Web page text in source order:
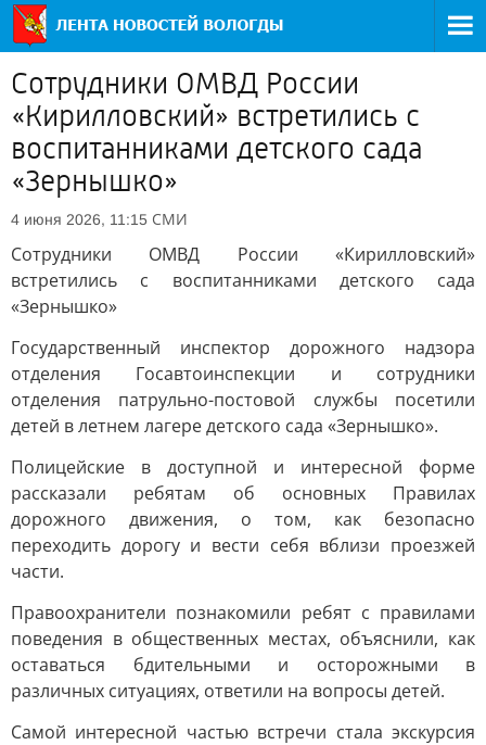
Сотрудники ОМВД России
«Кирилловский» встретились с
воспитанниками детского сада
«Зернышко»
4 июня 2026, 11:15 СМИ
Сотрудники ОМВД России «Кирилловский»
встретились с воспитанниками детского сада
«Зернышко»
Государственный инспектор дорожного надзора
отделения Госавтоинспекции и сотрудники
отделения патрульно-постовой службы посетили
детей в летнем лагере детского сада «Зернышко».
Полицейские в доступной и интересной форме
рассказали ребятам об основных Правилах
дорожного движения, о том, как безопасно
переходить дорогу и вести себя вблизи проезжей
части.
Правоохранители познакомили ребят с правилами
поведения в общественных местах, объяснили, как
оставаться бдительными и осторожными в
различных ситуациях, ответили на вопросы детей.
Самой интересной частью встречи стала экскурсия